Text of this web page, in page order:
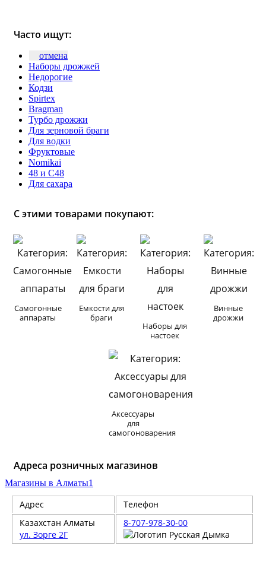
Часто ищут:
отмена
Наборы дрожжей
Недорогие
Кодзи
Spirtex
Bragman
Турбо дрожжи
Для зерновой браги
Для водки
Фруктовые
Nomikai
48 и C48
Для сахара
С этими товарами покупают:
Самогонные
аппараты
Емкости для
браги
Наборы для
настоек
Винные
дрожжи
Аксессуары
для
самогоноварения
Адреса розничных магазинов
Магазины в Алматы1
Адрес
Телефон
Казахстан Алматы
ул. Зорге 2Г
8-707-978-30-00